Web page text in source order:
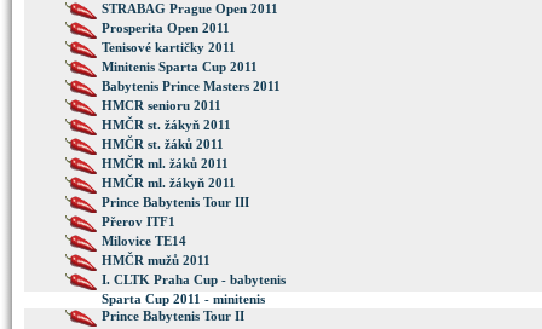
STRABAG Prague Open 2011
Prosperita Open 2011
Tenisové kartičky 2011
Minitenis Sparta Cup 2011
Babytenis Prince Masters 2011
HMCR senioru 2011
HMČR st. žákyň 2011
HMČR st. žáků 2011
HMČR ml. žáků 2011
HMČR ml. žákyň 2011
Prince Babytenis Tour III
Přerov ITF1
Milovice TE14
HMČR mužů 2011
I. CLTK Praha Cup - babytenis
Sparta Cup 2011 - minitenis
Prince Babytenis Tour II